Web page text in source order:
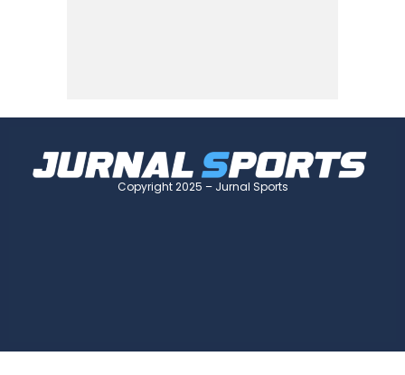
Copyright 2025 – Jurnal Sports